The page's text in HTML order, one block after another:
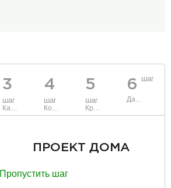
3
шаг
Каркас и стены
4
шаг
Коммуникации
5
шаг
Крыша
6 шаг
Данные
ПРОЕКТ ДОМА
Пропустить шаг